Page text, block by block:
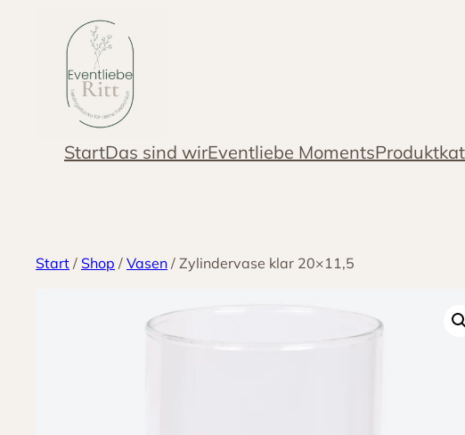
springen
StartDas sind wirEventliebe Moments
Start / Shop / Vasen / Zylindervase klar 20×11,5